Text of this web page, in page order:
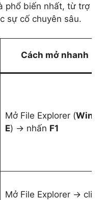
phổ biến nhất, từ trợ
sự cố chuyên sâu.
Cách mở nhanh
Mở File Explorer (Win +
E) → nhấn F1
Mở File Explorer → click